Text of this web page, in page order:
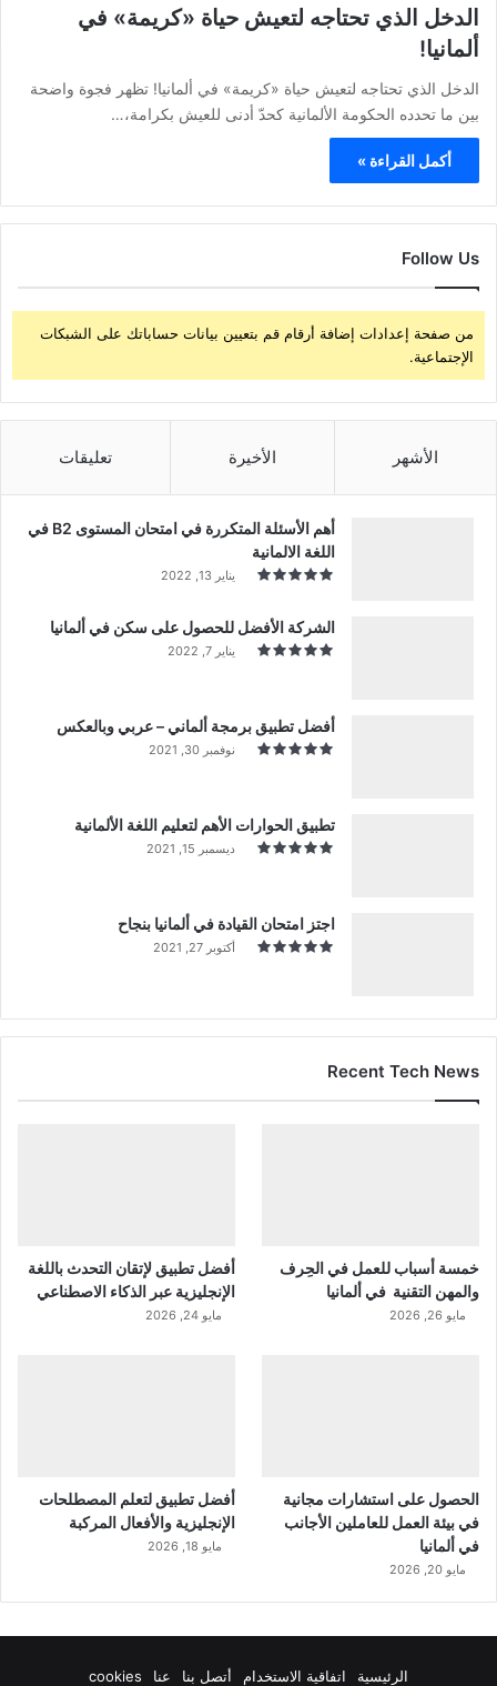
الدخل الذي تحتاجه لتعيش حياة «كريمة» في
ألمانيا!
الدخل الذي تحتاجه لتعيش حياة «كريمة» في ألمانيا! تظهر فجوة واضحة
بين ما تحدده الحكومة الألمانية كحدّ أدنى للعيش بكرامة،…
أكمل القراءة »
Follow Us
من صفحة إعدادات إضافة أرقام قم بتعيين بيانات حساباتك على الشبكات
الإجتماعية.
الأشهر الأخيرة تعليقات
أهم الأسئلة المتكررة في امتحان المستوى B2 في
اللغة الالمانية
يناير 13, 2022
الشركة الأفضل للحصول على سكن في ألمانيا
يناير 7, 2022
أفضل تطبيق برمجة ألماني – عربي وبالعكس
نوفمبر 30, 2021
تطبيق الحوارات الأهم لتعليم اللغة الألمانية
ديسمبر 15, 2021
اجتز امتحان القيادة في ألمانيا بنجاح
أكتوبر 27, 2021
Recent Tech News
خمسة أسباب للعمل في الحِرف
والمهن التقنية في ألمانيا
مايو 26, 2026
أفضل تطبيق لإتقان التحدث باللغة
الإنجليزية عبر الذكاء الاصطناعي
مايو 24, 2026
الحصول على استشارات مجانية
في بيئة العمل للعاملين الأجانب
في ألمانيا
مايو 20, 2026
أفضل تطبيق لتعلم المصطلحات
الإنجليزية والأفعال المركبة
مايو 18, 2026
الرئيسية اتفاقية الاستخدام أتصل بنا عنا cookies